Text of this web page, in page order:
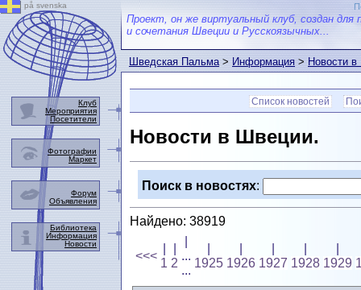
Проект, он же виртуальный клуб, создан для
и сочетания Швеции и Русскоязычных...
Шведская Пальма>Информация>Новости
Список новостей
Новости в Швеции.
Поиск в новостях:
Найдено: 38919
<<<
1 2
...
...
1925 1926 1927 1928 1929
på svenska
Клуб
Мероприятия
Посетители
Фотографии
Маркет
Форум
Объявления
Библиотека
Информация
Новости